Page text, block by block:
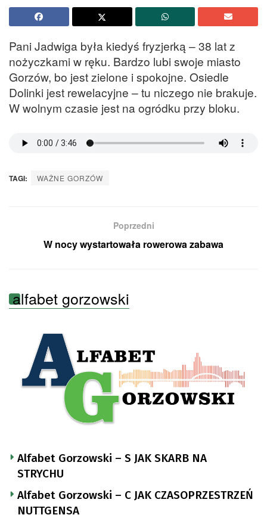
Pani Jadwiga była kiedyś fryzjerką – 38 lat z
nożyczkami w ręku. Bardzo lubi swoje miasto
Gorzów, bo jest zielone i spokojne. Osiedle
Dolinki jest rewelacyjne – tu niczego nie brakuje.
W wolnym czasie jest na ogródku przy bloku.
TAGI: WAŻNE GORZÓW
Poprzedni
W nocy wystartowała rowerowa zabawa
alfabet gorzowski
Alfabet Gorzowski – S JAK SKARB NA
STRYCHU
Alfabet Gorzowski – C JAK CZASOPRZESTRZEŃ
NUTTGENSA